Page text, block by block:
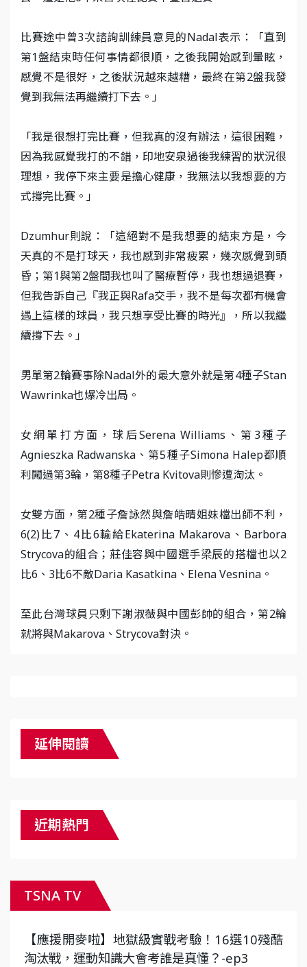
比賽途中曾3次諮詢訓練員意見的Nadal表示：「直到
第1盤結束時任何事情都很順，之後我開始感到暈眩，
感覺不是很好，之後狀況越來越糟，最終在第2盤我發
覺到我無法再繼續打下去。」
「我是很想打完比賽，但我真的沒有辦法，這很困難，
因為我感覺我打的不錯，印地安泉過後我練習的狀況很
理想，我停下來主要是擔心健康，我無法以我想要的方
式撐完比賽。」
Dzumhur則說：「這絕對不是我想要的結束方是，今
天真的不是打球天，我也感到非常疲累，幾次感覺到頭
昏；第1與第2盤間我也叫了醫療暫停，我也想過退賽，
但我告訴自己『我正與Rafa交手，我不是每次都有機會
遇上這樣的球員，我只想享受比賽的時光』，所以我繼
續撐下去。」
男單第2輪賽事除Nadal外的最大意外就是第4種子Stan
Wawrinka也爆冷出局。
女網單打方面，球后Serena Williams、第3種子
Agnieszka Radwanska、第5種子Simona Halep都順
利闖過第3輪，第8種子Petra Kvitova則慘遭淘汰。
女雙方面，第2種子詹詠然與詹皓晴姐妹檔出師不利，
6(2)比7、4比6輸給Ekaterina Makarova、Barbora
Strycova的組合；莊佳容與中國選手梁辰的搭檔也以2
比6、3比6不敵Daria Kasatkina、Elena Vesnina。
至此台灣球員只剩下謝淑薇與中國彭帥的組合，第2輪
就將與Makarova、Strycova對決。
延伸閱讀
近期熱門
TSNA TV
【應援開麥啦】地獄級實戰考驗！16選10殘酷
淘汰戰，運動知識大會考誰是真懂？-ep3